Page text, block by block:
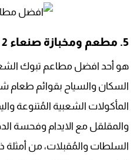
5. مطعم ومخبازة صنعاء 2
هو أحد افضل مطاعم تبوك
السكان والسياح بقوائم
المأكولات الشعبية المُتنوعة
والمقلقل مع الايدام وفحسة
السلطات والمُقبلات، من